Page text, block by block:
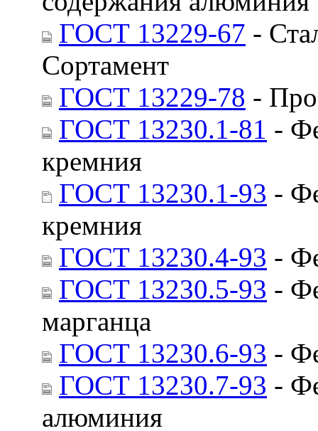
ГОСТ 13229-67 -
Сортамент
ГОСТ 13229-78 -
ГОСТ 13230.1-81 -
кремния
ГОСТ 13230.1-93 -
кремния
ГОСТ 13230.4-93 -
ГОСТ 13230.5-93 -
марганца
ГОСТ 13230.6-93 -
ГОСТ 13230.7-93 -
алюминия